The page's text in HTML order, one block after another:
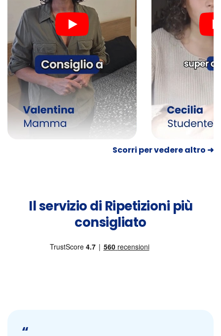
Scorri per vedere altro ➜
Il servizio di Ripetizioni più
consigliato
“